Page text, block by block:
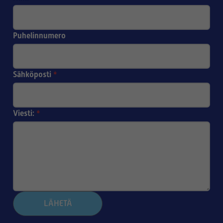
Puhelinnumero
Sähköposti *
Viesti: *
LÄHETÄ